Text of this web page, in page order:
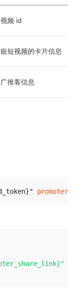
频 id
短视频的卡片信息
推客信息
"